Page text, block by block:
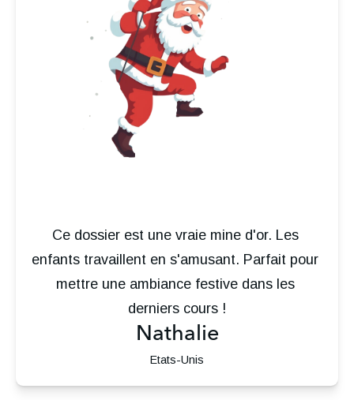
Nathalie
Etats-Unis
Ce dossier est une vraie mine d'or. Les
enfants travaillent en s'amusant. Parfait pour
mettre une ambiance festive dans les
derniers cours !